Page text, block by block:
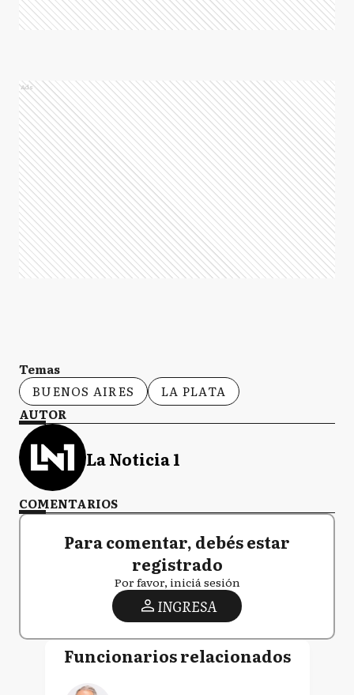
Ads
Temas
BUENOS AIRES
LA PLATA
AUTOR
La Noticia 1
COMENTARIOS
Para comentar, debés estar
registrado
Por favor, iniciá sesión
INGRESA
Funcionarios relacionados